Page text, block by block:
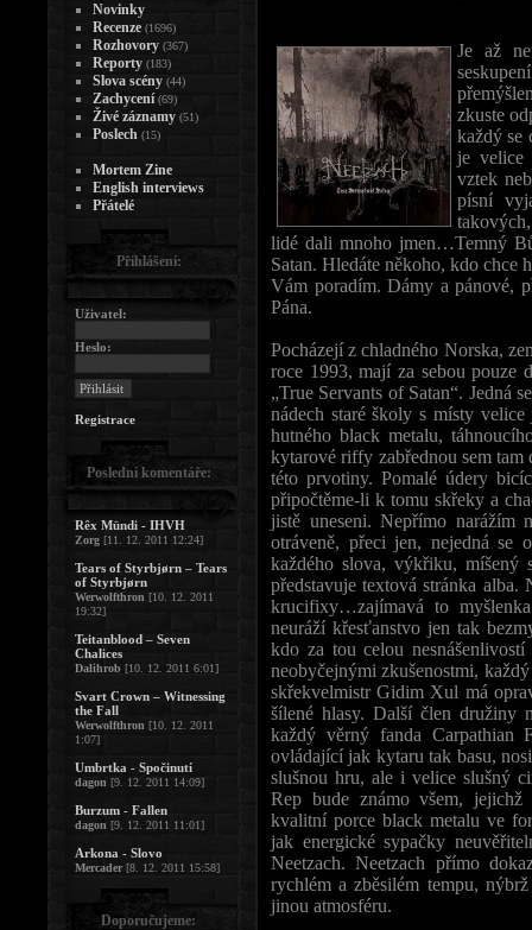
Je až
zkuste
každý se
je velice
vztek
písní
lidé dali mnoho jmen…Temný
Satan. Hledáte někoho, kdo chce
Vám poradím. Dámy a pánové,
Pána.
Pocházejí z chladného Norska,
roce 1993, mají za sebou pouze
„True Servants of Satan“. Jedná
nádech staré školy s místy
hutného black metalu,
kytarové riffy zabřednou sem
této prvotiny. Pomalé údery
připočtěme-li k tomu skřeky a
jistě uneseni. Nepřímo narážím
otráveně, přeci jen, nejedná se
každého slova, výkřiku, míšený
představuje textová stránka alba.
krucifixy…zajímavá to
neuráží křesťanstvo jen tak
kdo za tou celou
neobyčejnými zkušenostmi,
skřekvelmistr Gidim Xul má
šílené hlasy. Další člen družiny
každý věrný fanda
ovládající jak kytaru tak basu,
slušnou hru, ale i velice slušný
Rep bude známo všem,
kvalitní porce black metalu ve
jak energické sypačky
Neetzach. Neetzach přímo
rychlém a zběsilém tempu,
jinou atmosféru.
Novinky
Recenze (1696)
Rozhovory (367)
Reporty (183)
Slova scény (44)
Zachycení (69)
Živé záznamy (51)
Poslech (15)
Mortem Zine
English interviews
Přátelé
Přihlášení:
Uživatel:
Heslo:
Registrace
Poslední komentáře:
Rêx Mündi - IHVH
Zorg [11. 12. 2011 12:24]
Tears of Styrbjørn – Tears
of Styrbjørn
Werwolfthron [10. 12. 2011
19:32]
Teitanblood – Seven
Chalices
Dalihrob [10. 12. 2011 6:01]
Svart Crown – Witnessing
the Fall
Werwolfthron [10. 12. 2011
1:07]
Umbrtka - Spočinutí
dagon [9. 12. 2011 14:09]
Burzum - Fallen
dagon [9. 12. 2011 11:01]
Arkona - Slovo
Mercader[8. 12. 2011 15:58]
Doporučujeme: